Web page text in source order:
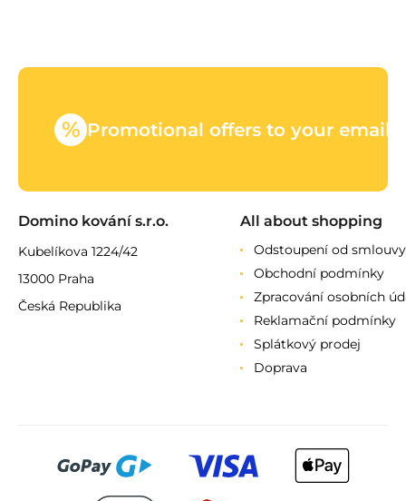
% Promotional offers to your email
Domino kování s.r.o.
Kubelíkova 1224/42
13000 Praha
Česká Republika
All about shopping
Odstoupení od smlouvy
Obchodní podmínky
Zpracování osobních
Reklamační podmínky
Splátkový prodej
Doprava